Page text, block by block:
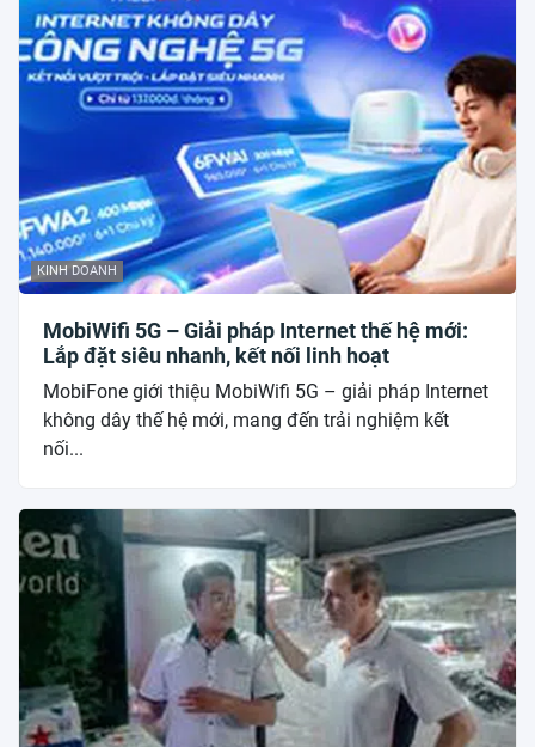
KINH DOANH
MobiWifi 5G – Giải pháp Internet thế hệ mới:
Lắp đặt siêu nhanh, kết nối linh hoạt
MobiFone giới thiệu MobiWifi 5G – giải pháp Internet
không dây thế hệ mới, mang đến trải nghiệm kết
nối...